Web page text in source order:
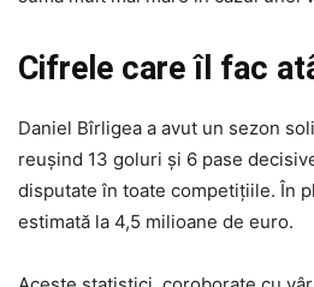
Cifrele care îl fac
Daniel Bîrligea a avut un sezon
reușind 13 goluri și 6 pase
disputate în toate competițiile. În
estimată la 4,5 milioane de euro.